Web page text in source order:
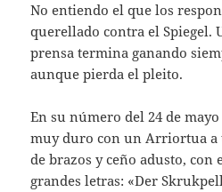
No entiendo el que los
querellado contra el Spiegel.
prensa termina ganando
aunque pierda el plei­to.
En su número del 24 de
muy duro con un Arriortua a
de brazos y ceño adusto,
grandes letras: «Der